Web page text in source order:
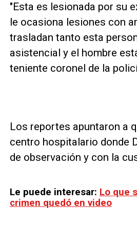
"Esta es lesionada por su
le ocasiona lesiones con
trasladan tanto esta
asistencial y el hombre
teniente coronel de la
Los reportes apuntaron a
centro hospitalario donde
de observación y con la
Le puede interesar: Lo que
crimen quedó en video